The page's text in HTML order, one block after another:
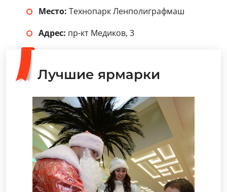
Место: Технопарк Ленполиграфмаш
Адрес: пр-кт Медиков, 3
Лучшие ярмарки